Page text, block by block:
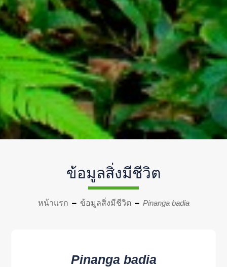
ข้อมูลสิ่งมีชีวิต
หน้าแรก ข้อมูลสิ่งมีชีวิต Pinanga badia
Pinanga badia